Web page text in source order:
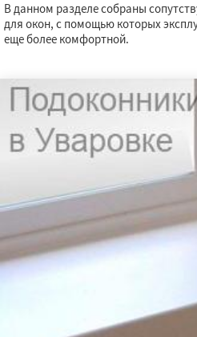
В данном разделе собраны
для окон, с помощью которых
еще более комфортной.